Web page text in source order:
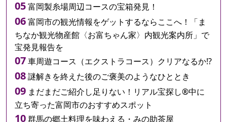
富岡製糸場周辺コースの宝箱発見！
富岡市の観光情報をゲットするならここへ！「ま
ちなか観光物産館〈お富ちゃん家〉内観光案内所」で
宝発見報告を
車周遊コース（エクストラコース）クリアなるか⁉
謎解きを終えた後のご褒美のようなひととき
まだまだご紹介し足りない！リアル宝探し®中に
立ち寄った富岡市のおすすめスポット
群馬の郷土料理を味わえる・みの助茶屋